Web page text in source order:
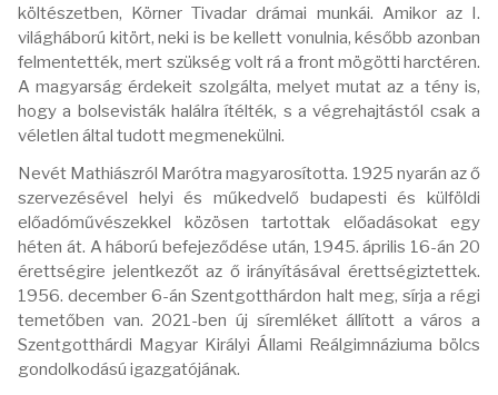
költészetben, Körner Tivadar drámai munkái. Amikor az I.
világháború kitört, neki is be kellett vonulnia, később azonban
felmentették, mert szükség volt rá a front mögötti harctéren.
A magyarság érdekeit szolgálta, melyet mutat az a tény is,
hogy a bolsevisták halálra ítélték, s a végrehajtástól csak a
véletlen által tudott megmenekülni.
Nevét Mathiászról Marótra magyarosította. 1925 nyarán az ő
szervezésével helyi és műkedvelő budapesti és külföldi
előadóművészekkel közösen tartottak előadásokat egy
héten át. A háború befejeződése után, 1945. április 16-án 20
érettségire jelentkezőt az ő irányításával érettségiztettek.
1956. december 6-án Szentgotthárdon halt meg, sírja a régi
temetőben van. 2021-ben új síremléket állított a város a
Szentgotthárdi Magyar Királyi Állami Reálgimnáziuma bölcs
gondolkodású igazgatójának.